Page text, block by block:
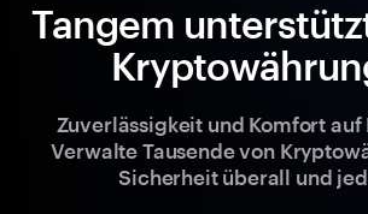
Tangem
Zuverlässigkeit und Komfort
Verwalte Tausende von
Sicherheit überall und